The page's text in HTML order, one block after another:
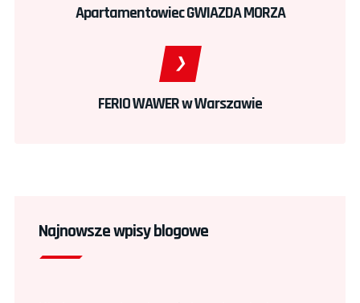
Apartamentowiec GWIAZDA MORZA
FERIO WAWER w Warszawie
Najnowsze wpisy blogowe